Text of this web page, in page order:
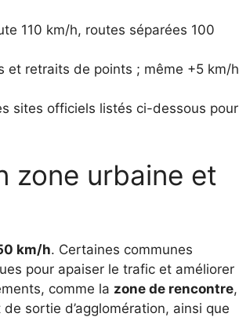
110 km/h, routes séparées 100
et retraits de points ; même +5 km/h
sites officiels listés ci-dessous pour
zone urbaine et
km/h. Certaines communes
pour apaiser le trafic et améliorer
comme la zone de rencontre,
sortie d’agglomération, ainsi que